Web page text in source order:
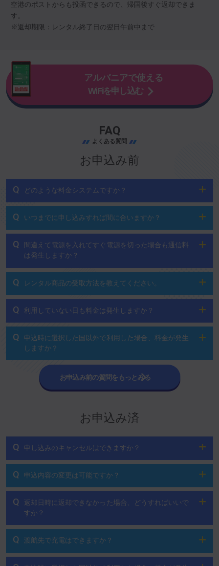
空港のポストからも投函できるので、帰国後すぐ返却できま
す。
※返却期限：レンタル終了日の翌日午前中まで
アルバニアで使える
WiFiを申し込む
FAQ
よくある質問
お申込み前
Q どのような料金システムですか？
Q いつまでに申し込みすれば間に合いますか？
Q
間違えて電源を入れてすぐ電源を切った場合も通信料
は発生しますか？
Q レンタル商品の受取方法を教えてください。
Q 利用していない日も料金は発生しますか？
Q
申込時に選択した国以外で利用した場合、料金が発生
しますか？
お申込み前の質問をもっとみる
お申込み済
Q 申し込みのキャンセルはできますか？
Q 申込内容の変更は可能ですか？
Q
返却日時に返却できなかった場合、どうすればいいで
すか？
Q 渡航先で充電はできますか？